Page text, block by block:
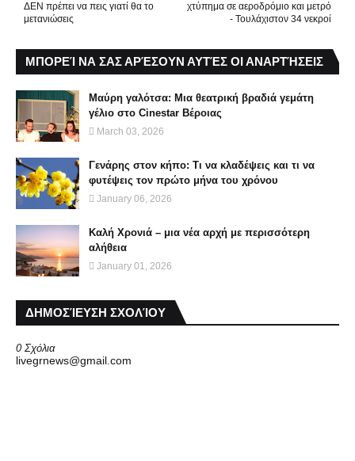
χτύπημα σε αεροδρόμιο και μετρό
- Τουλάχιστον 34 νεκροί
ΔΕΝ πρέπει να πεις γιατί θα το
μετανιώσεις
ΜΠΟΡΕΊ ΝΑ ΣΑΣ ΑΡΈΣΟΥΝ ΑΥΤΈΣ ΟΙ ΑΝΑΡΤΉΣΕΙΣ
Μαύρη γαλότσα: Μια θεατρική βραδιά γεμάτη
γέλιο στο Cinestar Βέροιας
March 03, 2026
Γενάρης στον κήπο: Τι να κλαδέψεις και τι να
φυτέψεις τον πρώτο μήνα του χρόνου
January 06, 2026
Καλή Χρονιά – μια νέα αρχή με περισσότερη
αλήθεια
January 01, 2026
ΔΗΜΟΣΊΕΥΣΗ ΣΧΟΛΊΟΥ
0 Σχόλια
livegrnews@gmail.com